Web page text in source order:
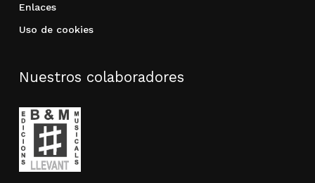
Enlaces
Uso de cookies
Nuestros colaboradores